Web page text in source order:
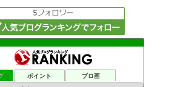
ポイント ブロ画